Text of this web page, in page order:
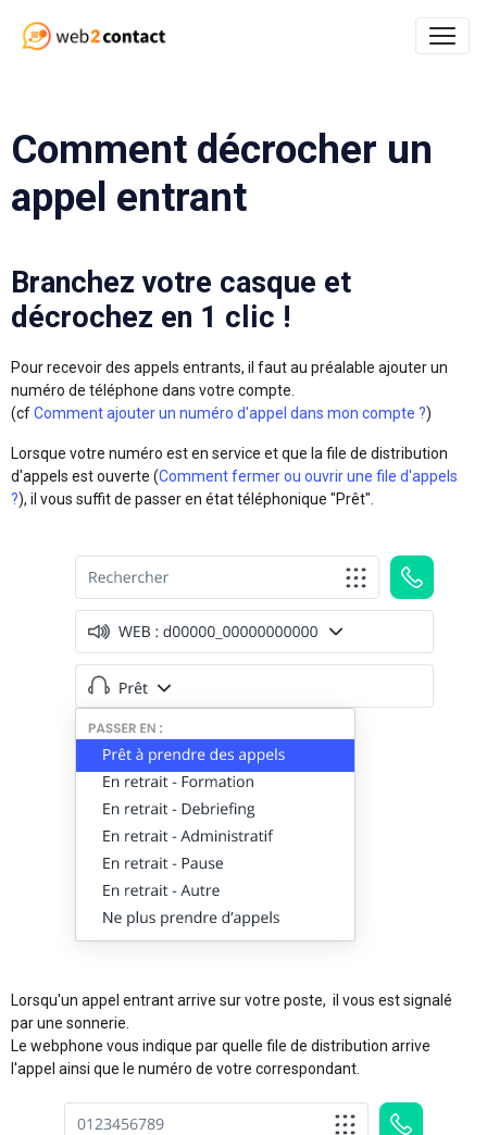
Comment décrocher un
appel entrant
Branchez votre casque et
décrochez en 1 clic !
Pour recevoir des appels entrants, il faut au préalable ajouter un
numéro de téléphone dans votre compte.
(cfComment ajouter un numéro d'appel dans mon compte ?)
Lorsque votre numéro est en service et que la file de distribution
d'appels est ouverte (Comment fermer ou ouvrir une file d'appels
?), il vous suffit de passer en état téléphonique "Prêt".
Lorsqu'un appel entrant arrive sur votre poste, il vous est signalé
par une sonnerie.
Le webphone vous indique par quelle file de distribution arrive
l'appel ainsi que le numéro de votre correspondant.